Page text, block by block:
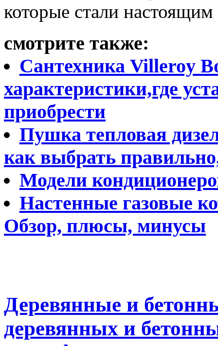
которые стали
смотрите также:
Сантехника Villeroy
характеристики,где
приобрести
Пушка тепловая
как выбрать
Модели
Настенные газовые
Обзор, плюсы, минусы
Деревянные и
деревянных и